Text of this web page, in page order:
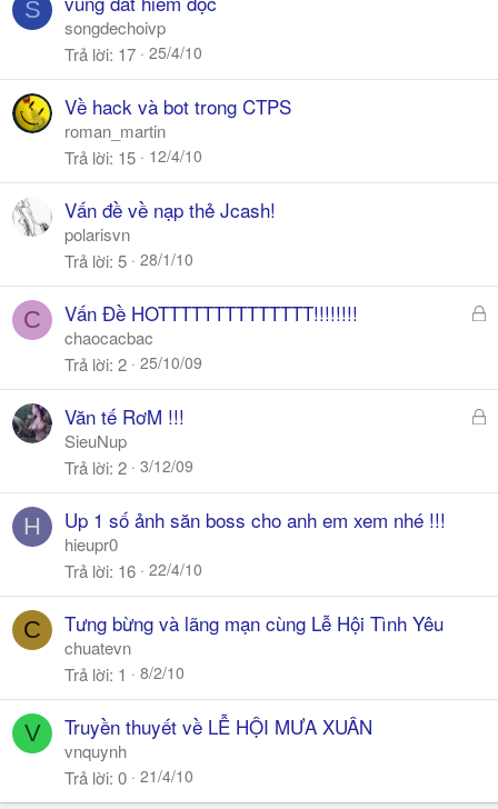
S
songdechoivp
Trả lời 17 25/4/10
Về hack và bot trong CTPS
roman_martin
Trả lời 15 12/4/10
Vấn đề về nạp thẻ Jcash!
polarisvn
Trả lời 5 28/1/10
C
Đ
h
a
Vấn Đề HOTTTTTTTTTTTTTT!!!!!!!!
chaocacbac
Trả lời 2 25/10/09
Đ
h
Văn tế RơM !!!
SieuNup
Trả lời 2 3/12/09
H Up 1 số ảnh săn boss cho anh em xem nhé !!!
hieupr0
Trả lời 16 22/4/10
C Tưng bừng và lãng mạn cùng Lễ Hội Tình Yêu
chuatevn
Trả lời 1 8/2/10
V Truyền thuyết về LỄ HỘI MƯA XUÂN
vnquynh
Trả lời 0 21/4/10